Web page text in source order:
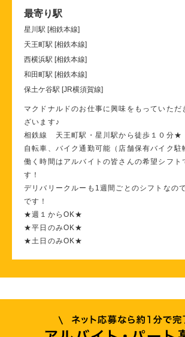
最寄り駅
星川駅 [相鉄本線]
天王町駅 [相鉄本線]
西横浜駅 [相鉄本線]
和田町駅 [相鉄本線]
保土ケ谷駅 [JR横須賀線]
マクドナルドのお仕事に興味をもっていただ
ざいます♪
相鉄線 天王町駅・星川駅から徒歩１０分★
自転車、バイク通勤可能（店舗保有バイク駐
働く時間はアルバイトの皆さんの希望シフト
す！
デリバリークルーも1週間ごとのシフトなの
です！
★週１からOK★
★平日のみOK★
★土日のみOK★